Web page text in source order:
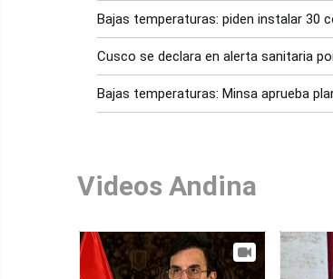
Bajas temperaturas: piden instalar 30
Cusco se declara en alerta sanitaria
Bajas temperaturas: Minsa aprueba
Videos Andina